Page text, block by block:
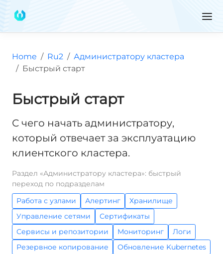
Home Ru2
Администратору кластера
Быстрый старт
Быстрый старт
С чего начать администратору,
который отвечает за эксплуатацию
клиентского кластера.
Раздел «Администратору кластера»: быстрый
переход по подразделам
Работа с узлами
Алертинг
Хранилище
Управление сетями
Сертификаты
Сервисы и репозитории
Мониторинг
Логи
Резервное копирование
Обновление Kubernetes